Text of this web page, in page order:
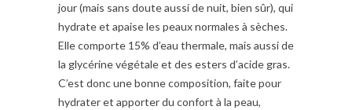
jour (mais sans doute aussi de nuit, bien sûr), qui
hydrate et apaise les peaux normales à sèches.
Elle comporte 15% d’eau thermale, mais aussi de
la glycérine végétale et des esters d’acide gras.
C’est donc une bonne composition, faite pour
hydrater et apporter du confort à la peau,